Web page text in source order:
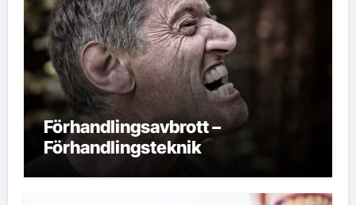
Förhandlingsavbrott –
Förhandlingsteknik